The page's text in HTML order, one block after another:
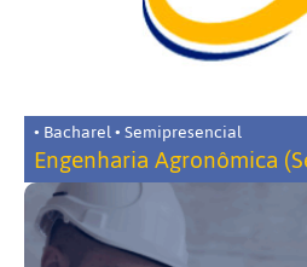
• Bacharel • Semipresencial
Engenharia Agronômica